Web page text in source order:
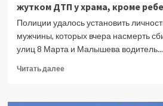
жутком ДТП у храма, кроме
Полиции удалось установить
мужчины, которых вчера насмерть
улиц 8 Марта и Малышева водитель...
Читать далееПрочитать
Полиция